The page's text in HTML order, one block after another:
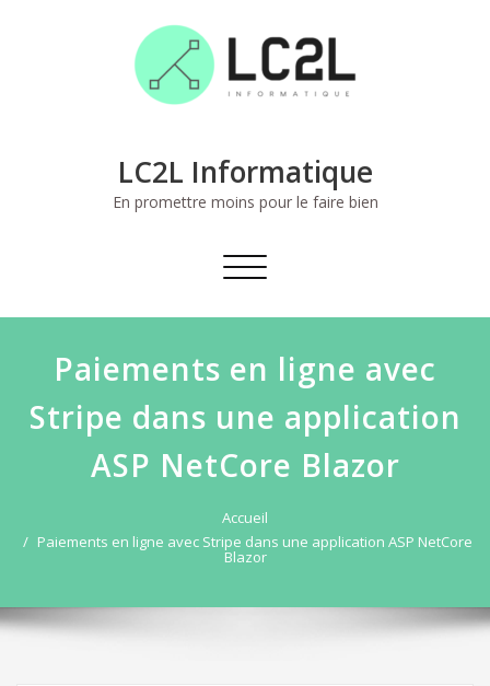
LC2L Informatique
En promettre moins pour le faire bien
Toggle
Paiements en ligne avec
Stripe dans une application
ASP NetCore Blazor
Accueil
Paiements en ligne avec Stripe dans une application ASP NetCore
Blazor